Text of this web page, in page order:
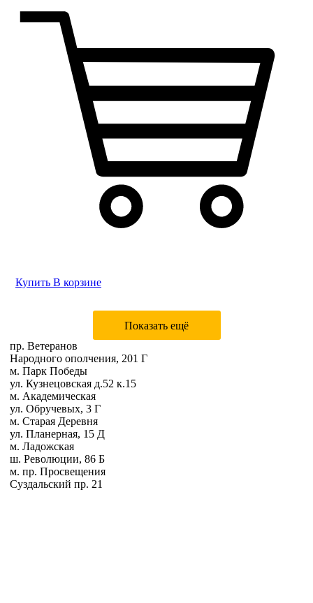
Купить В корзине
Показать ещё
пр. Ветеранов
Народного ополчения, 201 Г
м. Парк Победы
ул. Кузнецовская д.52 к.15
м. Академическая
ул. Обручевых, 3 Г
м. Старая Деревня
ул. Планерная, 15 Д
м. Ладожская
ш. Революции, 86 Б
м. пр. Просвещения
Суздальский пр. 21